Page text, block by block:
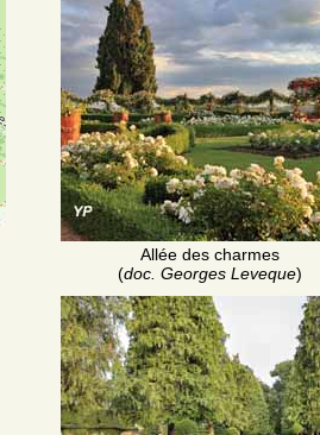
Allée des charmes
(doc. Georges Leveque)